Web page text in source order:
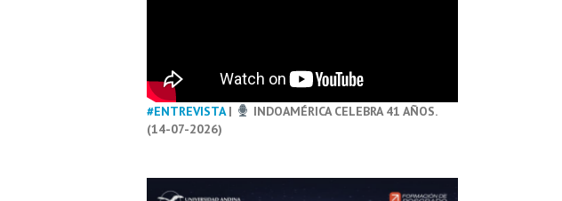
#ENTREVISTA|
INDOAMÉRICA CELEBRA 41 AÑOS.
(14-07-2026)